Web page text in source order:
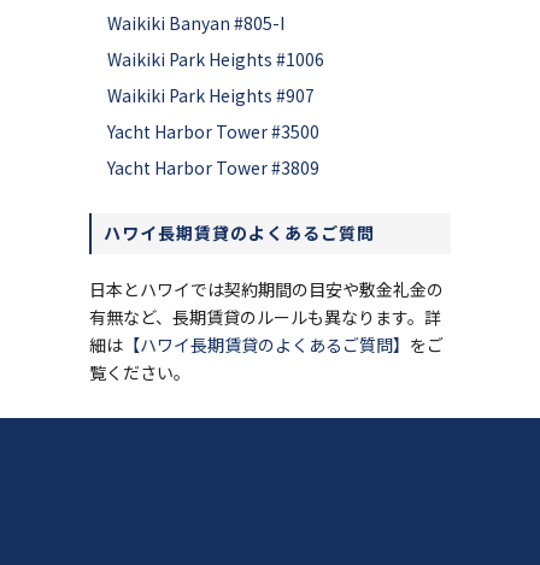
Waikiki Banyan #805-I
Waikiki Park Heights #1006
Waikiki Park Heights #907
Yacht Harbor Tower #3500
Yacht Harbor Tower #3809
ハワイ長期賃貸のよくあるご質問
日本とハワイでは契約期間の目安や敷金礼金の
有無など、長期賃貸のルールも異なります。詳
細は 【ハワイ長期賃貸のよくあるご質問】 をご
覧ください。